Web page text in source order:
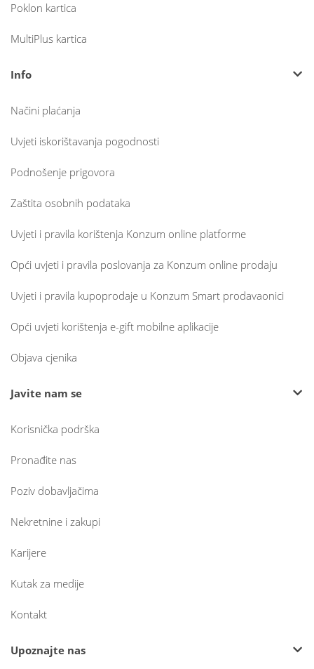
Poklon kartica
MultiPlus kartica
Info
Načini plaćanja
Uvjeti iskorištavanja pogodnosti
Podnošenje prigovora
Zaštita osobnih podataka
Uvjeti i pravila korištenja Konzum online platforme
Opći uvjeti i pravila poslovanja za Konzum online prodaju
Uvjeti i pravila kupoprodaje u Konzum Smart prodavaonici
Opći uvjeti korištenja e-gift mobilne aplikacije
Objava cjenika
Javite nam se
Korisnička podrška
Pronađite nas
Poziv dobavljačima
Nekretnine i zakupi
Karijere
Kutak za medije
Kontakt
Upoznajte nas